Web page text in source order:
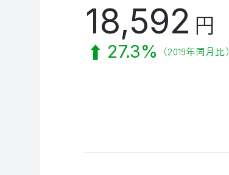
18,592 円
27.3% （2019年同月比）